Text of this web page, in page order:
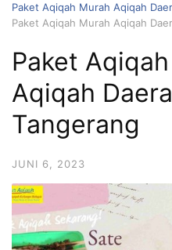
Paket Aqiqah Murah Aqiqah
Paket Aqiqah Murah Aqiqah
Paket
Aqiqah
Tangerang
JUNI 6, 2023